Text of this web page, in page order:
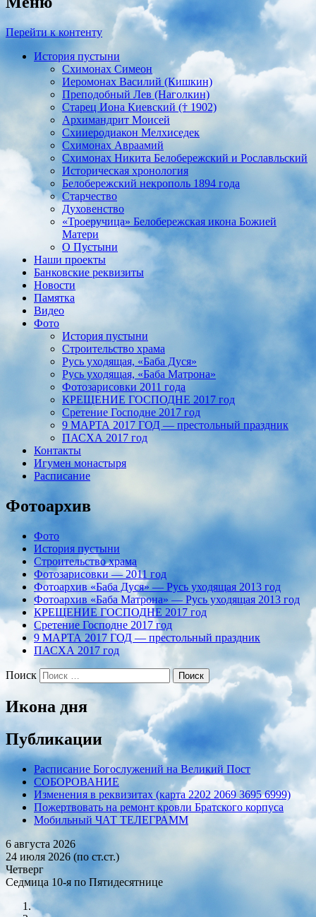
Перейти к контенту
История пустыни
Схимонах Симеон
Иеромонах Василий (Кишкин)
Преподобный Лев (Наголкин)
Старец Иона Киевский († 1902)
Архимандрит Моисей
Схииеродиакон Мелхиседек
Схимонах Авраамий
Cхимонах Никита Белобережский и Рославльский
Историческая хронология
Белобережский некрополь 1894 года
Старчество
Духовенство
«Троеручица» Белобережская икона Божией
Матери
О Пустыни
Наши проекты
Банковские реквизиты
Новости
Памятка
Видео
Фото
История пустыни
Строительство храма
Русь уходящая, «Баба Дуся»
Русь уходящая, «Баба Матрона»
Фотозарисовки 2011 года
КРЕЩЕНИЕ ГОСПОДНЕ 2017 год
Сретение Господне 2017 год
9 МАРТА 2017 ГОД — престольный праздник
ПАСХА 2017 год
Контакты
Игумен монастыря
Расписание
Фотоархив
Фото
История пустыни
Строительство храма
Фотозарисовки — 2011 год
Фотоархив «Баба Дуся» — Русь уходящая 2013 год
Фотоархив «Баба Матрона» — Русь уходящая 2013 год
КРЕЩЕНИЕ ГОСПОДНЕ 2017 год
Сретение Господне 2017 год
9 МАРТА 2017 ГОД — престольный праздник
ПАСХА 2017 год
Поиск
Икона дня
Публикации
Расписание Богослужений на Великий Пост
СОБОРОВАНИЕ
Изменения в реквизитах (карта 2202 2069 3695 6999)
Пожертвовать на ремонт кровли Братского корпуса
Мобильный ЧАТ ТЕЛЕГРАММ
6 августа 2026
24 июля 2026 (по ст.ст.)
Четверг
Седмица 10-я по Пятидесятнице